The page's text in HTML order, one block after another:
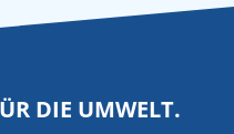
DIE UMWELT.